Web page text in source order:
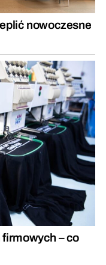
nowoczesne
firmowych – co